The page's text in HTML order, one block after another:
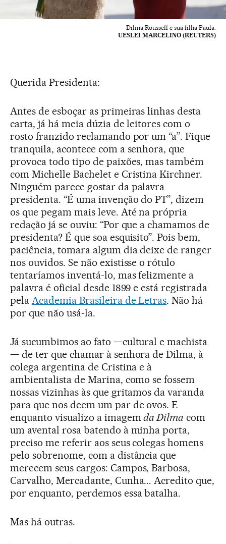
Dilma Rousseff e sua filha Paula.
UESLEI MARCELINO (REUTERS)
Querida Presidenta:
Antes de esboçar as primeiras linhas desta
carta, já há meia dúzia de leitores com o
rosto franzido reclamando por um “a”. Fique
tranquila, acontece com a senhora, que
provoca todo tipo de paixões, mas também
com Michelle Bachelet e Cristina Kirchner.
Ninguém parece gostar da palavra
presidenta. “É uma invenção do PT”, dizem
os que pegam mais leve. Até na própria
redação já se ouviu: “Por que a chamamos de
presidenta? É que soa esquisito”. Pois bem,
paciência, tomara algum dia deixe de ranger
nos ouvidos. Se não existisse o rótulo
tentaríamos inventá-lo, mas felizmente a
palavra é oficial desde 1899 e está registrada
pela Academia Brasileira de Letras. Não há
por que não usá-la.
Já sucumbimos ao fato —cultural e machista
— de ter que chamar à senhora de Dilma, à
colega argentina de Cristina e à
ambientalista de Marina, como se fossem
nossas vizinhas às que gritamos da varanda
para que nos deem um par de ovos. E
enquanto visualizo a imagemda Dilma com
um avental rosa batendo à minha porta,
preciso me referir aos seus colegas homens
pelo sobrenome, com a distância que
merecem seus cargos: Campos, Barbosa,
Carvalho, Mercadante, Cunha... Acredito que,
por enquanto, perdemos essa batalha.
Mas há outras.